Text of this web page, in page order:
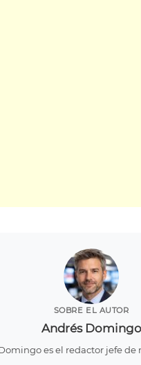
SOBRE EL AUTOR
Andrés Domingo
es el redactor jefe de